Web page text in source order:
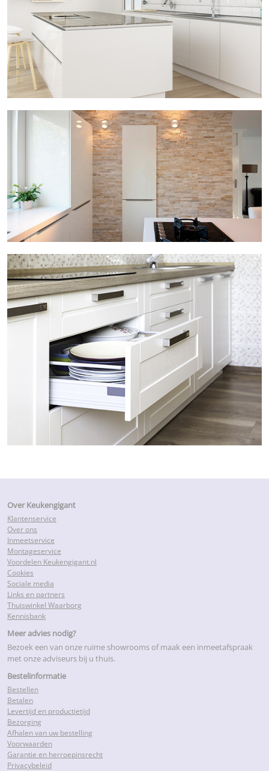
Over Keukengigant
Klantenservice
Over ons
Inmeetservice
Montageservice
Voordelen Keukengigant.nl
Cookies
Sociale media
Links en partners
Thuiswinkel Waarborg
Kennisbank
Meer advies nodig?
Bezoek een van onze ruime showrooms of maak een inmeetafspraak
met onze adviseurs bij u thuis.
Bestelinformatie
Bestellen
Betalen
Levertijd en productietijd
Bezorging
Afhalen van uw bestelling
Voorwaarden
Garantie en herroepinsrecht
Privacybeleid